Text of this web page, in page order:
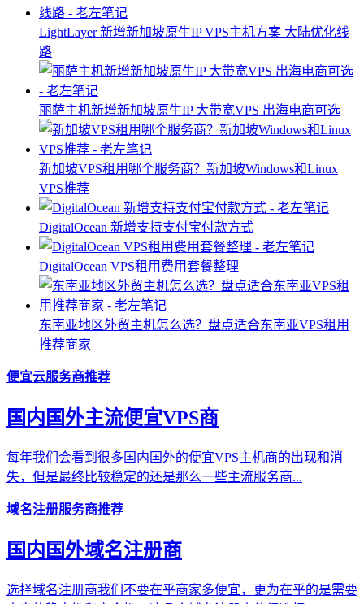
LightLayer 新增新加坡原生IP VPS主机方案 大陆优化线
路
丽萨主机新增新加坡原生IP 大带宽VPS 出海电商可选
新加坡VPS租用哪个服务商？新加坡Windows和Linux
VPS推荐
DigitalOcean 新增支持支付宝付款方式
DigitalOcean VPS租用费用套餐整理
东南亚地区外贸主机怎么选？盘点适合东南亚VPS租用
推荐商家
便宜云服务商推荐
国内国外主流便宜VPS商
每年我们会看到很多国内国外的便宜VPS主机商的出现和消
失，但是最终比较稳定的还是那么一些主流服务商...
域名注册服务商推荐
国内国外域名注册商
选择域名注册商我们不要在乎商家多便宜，更为在乎的是需要